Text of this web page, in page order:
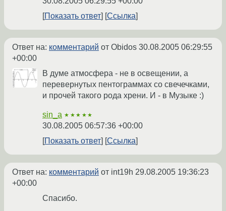
Показать ответ
Ссылка
Ответ на: комментарий от Obidos 30.08.2005 06:29:55
+00:00
В думе атмосфера - не в освещении, а
перевернутых пентограммах со свечечками,
и прочей такого рода хрени. И - в Музыке :)
sin_a ★★★★★
30.08.2005 06:57:36 +00:00
Показать ответ
Ссылка
Ответ на: комментарий от int19h 29.08.2005 19:36:23
+00:00
Спасибо.